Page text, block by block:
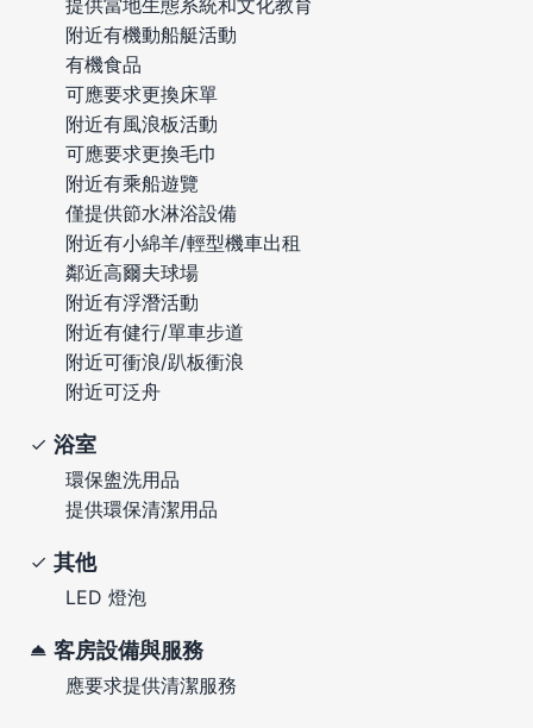
附近有機動船艇活動
有機食品
可應要求更換床單
附近有風浪板活動
可應要求更換毛巾
附近有乘船遊覽
僅提供節水淋浴設備
附近有小綿羊/輕型機車出租
鄰近高爾夫球場
附近有浮潛活動
附近有健行/單車步道
附近可衝浪/趴板衝浪
附近可泛舟
浴室
環保盥洗用品
提供環保清潔用品
其他
LED 燈泡
客房設備與服務
應要求提供清潔服務